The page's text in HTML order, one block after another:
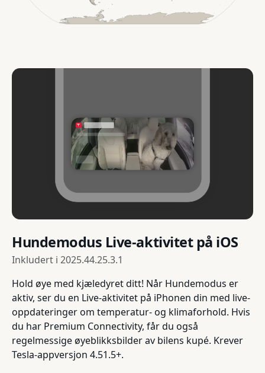
Hundemodus Live-aktivitet på iOS
Inkludert i 2025.44.25.3.1
Hold øye med kjæledyret ditt! Når Hundemodus er
aktiv, ser du en Live-aktivitet på iPhonen din med live-
oppdateringer om temperatur- og klimaforhold. Hvis
du har Premium Connectivity, får du også
regelmessige øyeblikksbilder av bilens kupé. Krever
Tesla-appversjon 4.51.5+.